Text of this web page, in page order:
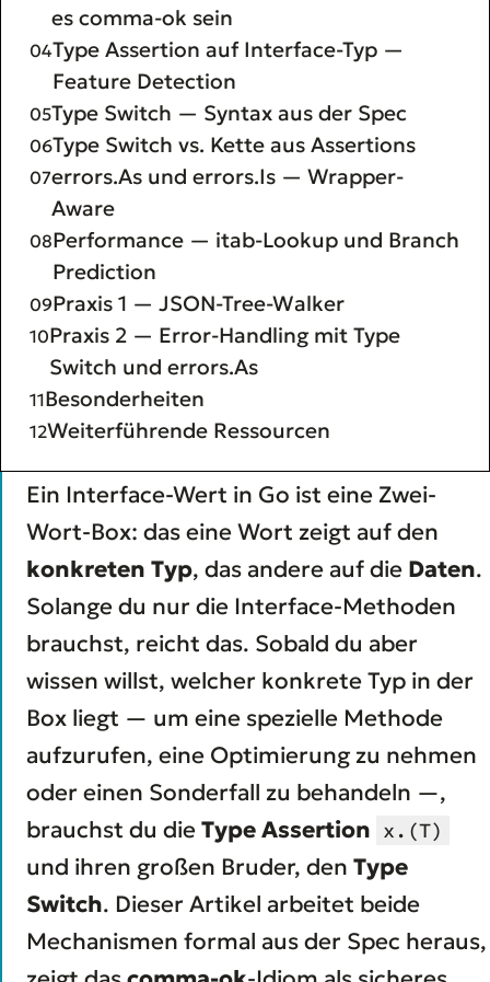
es comma-ok sein
Type Assertion auf Interface-Typ —
Feature Detection
Type Switch — Syntax aus der Spec
Type Switch vs. Kette aus Assertions
errors.As und errors.Is — Wrapper-
Aware
Performance — itab-Lookup und Branch
Prediction
Praxis 1 — JSON-Tree-Walker
Praxis 2 — Error-Handling mit Type
Switch und errors.As
Besonderheiten
Weiterführende Ressourcen
Ein Interface-Wert in Go ist eine Zwei-
Wort-Box: das eine Wort zeigt auf den
konkreten Typ, das andere auf die Daten.
Solange du nur die Interface-Methoden
brauchst, reicht das. Sobald du aber
wissen willst, welcher konkrete Typ in der
Box liegt — um eine spezielle Methode
aufzurufen, eine Optimierung zu nehmen
oder einen Sonderfall zu behandeln —,
brauchst du dieType Assertion x.(T)
und ihren großen Bruder, den Type
Switch. Dieser Artikel arbeitet beide
Mechanismen formal aus der Spec heraus,